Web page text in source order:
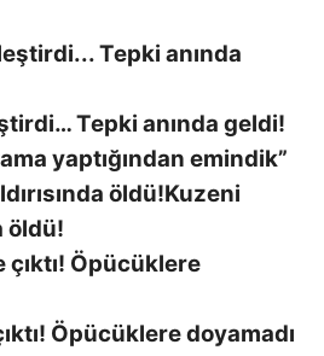
Tepki anında geldi!
yaptığından emindik”
Kuzeni
öldü!
Öpücüklere doyamadı